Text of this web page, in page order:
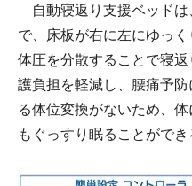
自動寝返り支援ベッドは
で、床板が右に左にゆっく
体圧を分散することで寝
護負担を軽減し、腰痛予
る体位変換がないため、
もぐっすり眠ることができ